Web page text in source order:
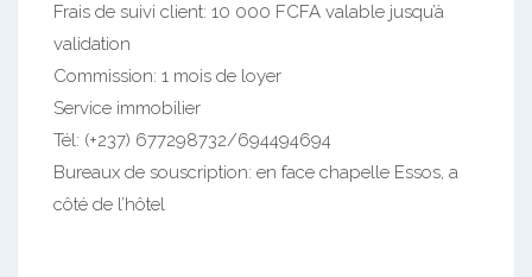
Frais de suivi client: 10 000 FCFA valable jusqu’à
validation
Commission: 1 mois de loyer
Service immobilier
Tél: (+237) 677298732/694494694
Bureaux de souscription: en face chapelle Essos, a
côté de l’hôtel